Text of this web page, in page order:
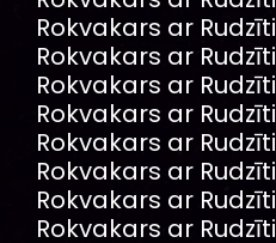
Rokvakars ar Rudzīti
Rokvakars ar Rudzīti
Rokvakars ar Rudzīti
Rokvakars ar Rudzīti
Rokvakars ar Rudzīti
Rokvakars ar Rudzīti
Rokvakars ar Rudzīti
Rokvakars ar Rudzīti